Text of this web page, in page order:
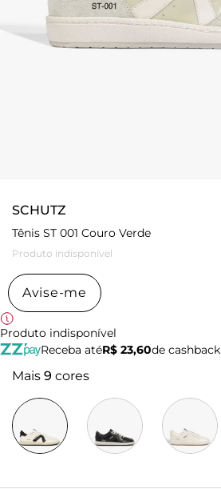
SCHUTZ
Tênis ST 001 Couro Verde
Produto indisponível
Avise-me
Produto indisponível
Receba atéR$ 23,60de cashback
Mais 9 cores